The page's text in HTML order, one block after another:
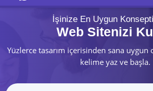
İşinize En Uygun
Web Sitenizi
Yüzlerce tasarım içerisinden sana
kelime yaz ve başla.